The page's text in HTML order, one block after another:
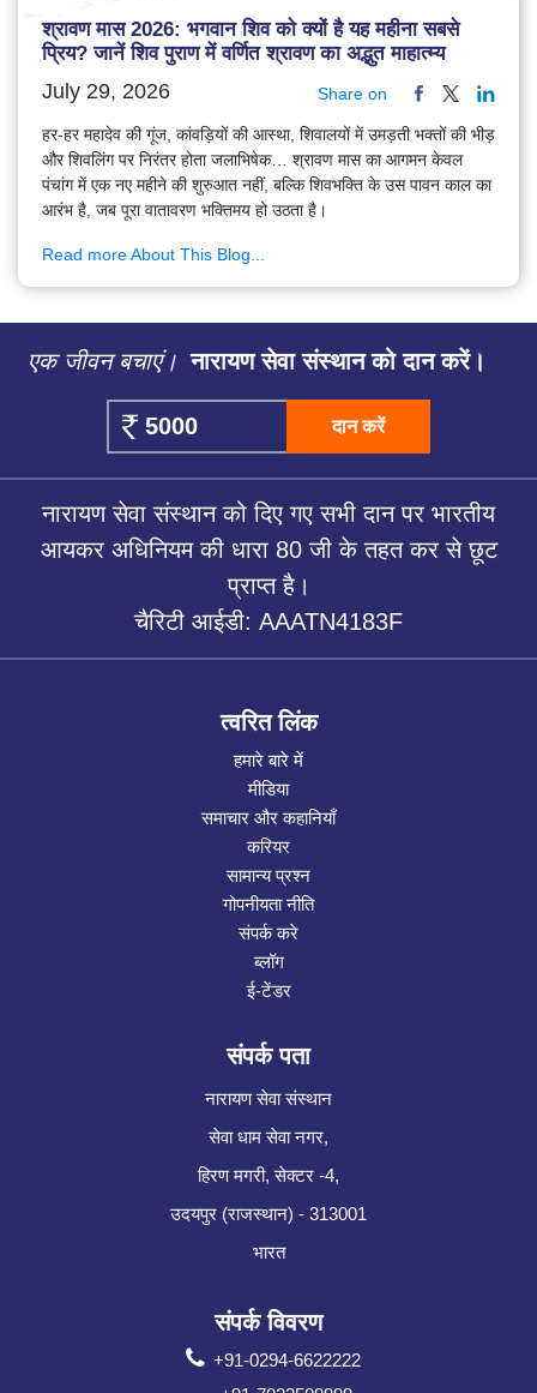
श्रावण मास 2026: भगवान शिव को क्यों है यह महीना सबसे
प्रिय? जानें शिव पुराण में वर्णित श्रावण का अद्भुत माहात्म्य
July 29, 2026 Share on
हर-हर महादेव की गूंज, कांवड़ियों की आस्था, शिवालयों में उमड़ती भक्तों की भीड़
और शिवलिंग पर निरंतर होता जलाभिषेक… श्रावण मास का आगमन केवल
पंचांग में एक नए महीने की शुरुआत नहीं, बल्कि शिवभक्ति के उस पावन काल का
आरंभ है, जब पूरा वातावरण भक्तिमय हो उठता है।
Read more About This Blog...
एक जीवन बचाएं। नारायण सेवा संस्थान को दान करें।
दान करें
नारायण सेवा संस्थान को दिए गए सभी दान पर भारतीय
आयकर अधिनियम की धारा 80 जी के तहत कर से छूट
प्राप्त है।
चैरिटी आईडी: AAATN4183F
त्वरित लिंक
हमारे बारे में
मीडिया
समाचार और कहानियाँ
करियर
सामान्य प्रश्न
गोपनीयता नीति
संपर्क करे
ब्लॉग
ई-टेंडर
संपर्क पता
नारायण सेवा संस्थान
सेवा धाम सेवा नगर,
हिरण मगरी, सेक्टर -4,
उदयपुर (राजस्थान) - 313001
भारत
संपर्क विवरण
+91-0294-6622222